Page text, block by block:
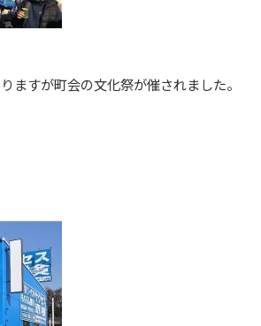
ますが町会の文化祭が催されました。